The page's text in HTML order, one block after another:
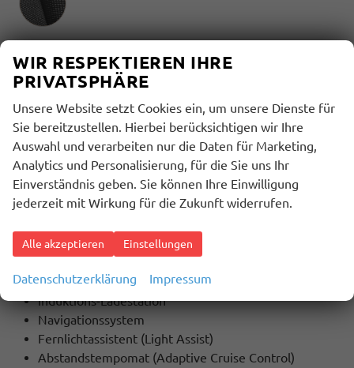
Schwarz
BESCHREIBUNG
VW Anschlussgarntie 3 Jahre ( gesamt 5 Jahre ) max.
100.000 km
HIGHLIGHTS:
Rückfahrkamera
Virtual Cockpit
Induktions-Ladestation
Navigationssystem
Fernlichtassistent (Light Assist)
Abstandstempomat (Adaptive Cruise Control)
WIR RESPEKTIEREN IHRE
PRIVATSPHÄRE
Unsere Website setzt Cookies ein, um unsere Dienste für
Sie bereitzustellen. Hierbei berücksichtigen wir Ihre
Auswahl und verarbeiten nur die Daten für Marketing,
Analytics und Personalisierung, für die Sie uns Ihr
Einverständnis geben. Sie können Ihre Einwilligung
jederzeit mit Wirkung für die Zukunft widerrufen.
Alle akzeptieren Einstellungen
Datenschutzerklärung Impressum